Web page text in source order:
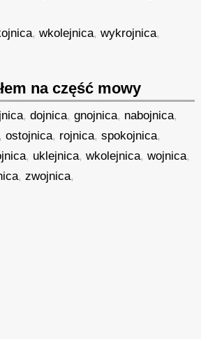
,wkolejnica,wykrojnica,
na część mowy
,dojnica,gnojnica, nabojnica,
ostojnica, rojnica,spokojnica,
, uklejnica,wkolejnica,wojnica,
,zwojnica,